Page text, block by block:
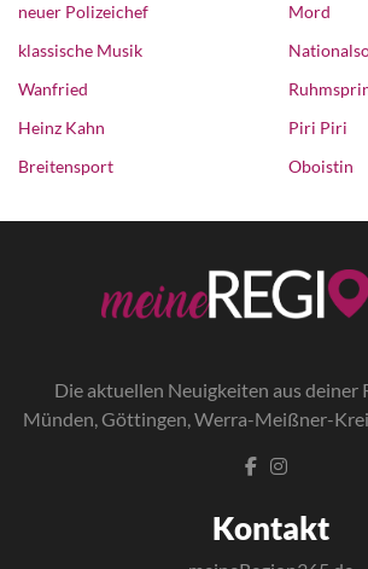
neuer Polizeichef
klassische Musik
Wanfried
Heinz Kahn
Breitensport
Mord
Piri Piri
Oboistin
Die aktuellen Neuigkeiten aus deiner
Münden, Göttingen, Werra-Meißner-
Kontakt